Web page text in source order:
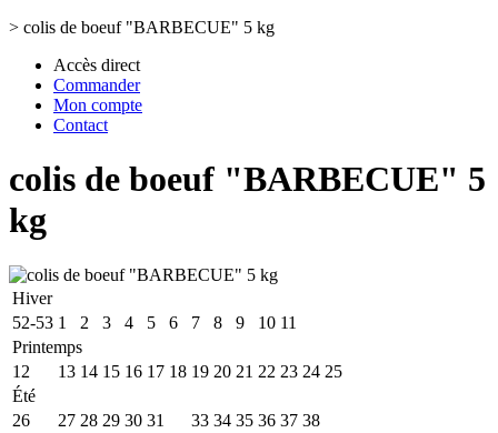
> colis de boeuf "BARBECUE" 5 kg
Accès direct
Commander
Mon compte
Contact
colis de boeuf "BARBECUE" 5
kg
Hiver
52-53 1 2 3 4 5 6 7 8 9 10 11
Printemps
12
13 14 15 16 17 18 19 20 21 22 23 24 25
Été
26
27 28 29 30 31 33 34 35 36 37 38